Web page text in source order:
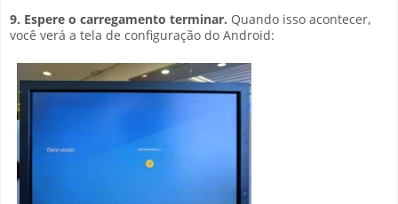
9. Espere o carregamento terminar. Quando isso acontecer,
você verá a tela de configuração do Android: